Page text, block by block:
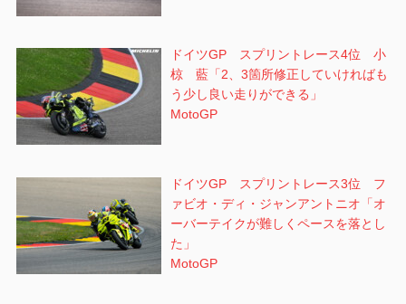
ドイツGP スプリントレース4位 小
椋 藍「2、3箇所修正していければも
う少し良い走りができる」
MotoGP
ドイツGP スプリントレース3位 フ
ァビオ・ディ・ジャンアントニオ「オ
ーバーテイクが難しくペースを落とし
た」
MotoGP